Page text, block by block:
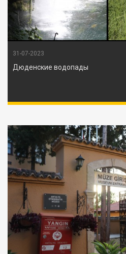
31-07-2023
Дюденские водопады